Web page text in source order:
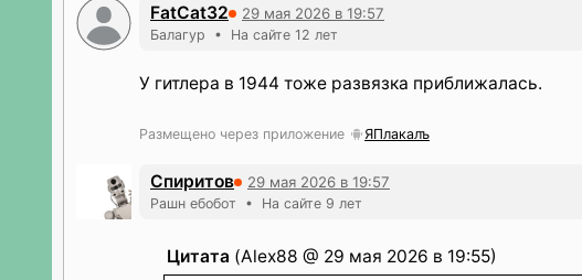
FatCat32 29 мая 2026 в 19:57
Балагур • На сайте 12 лет
У гитлера в 1944 тоже развязка приближалась.
Размещено через приложение ЯПлакалъ
Спиритов 29 мая 2026 в 19:57
Рашн ебобот • На сайте 9 лет
Цитата (Alex88 @ 29 мая 2026 в 19:55)